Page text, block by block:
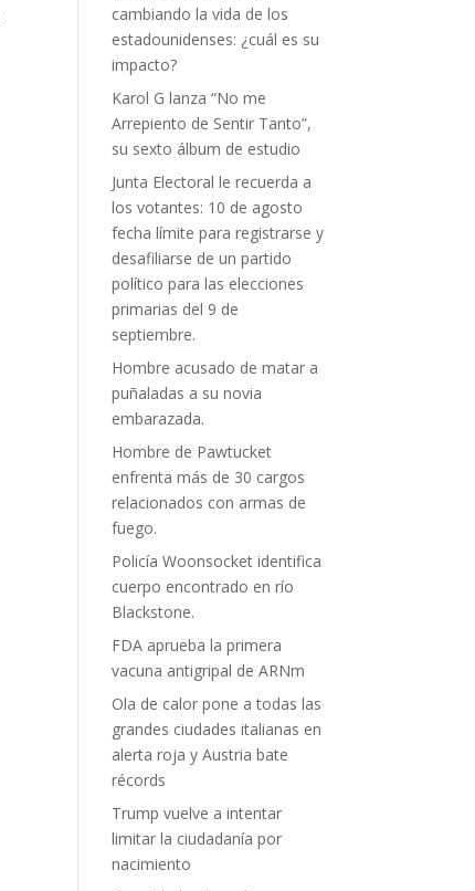
cambiando la vida de los
estadounidenses: ¿cuál es su
impacto?
Karol G lanza “No me
Arrepiento de Sentir Tanto”,
su sexto álbum de estudio
Junta Electoral le recuerda a
los votantes: 10 de agosto
fecha límite para registrarse y
desafiliarse de un partido
político para las elecciones
primarias del 9 de
septiembre.
Hombre acusado de matar a
puñaladas a su novia
embarazada.
Hombre de Pawtucket
enfrenta más de 30 cargos
relacionados con armas de
fuego.
Policía Woonsocket identifica
cuerpo encontrado en río
Blackstone.
FDA aprueba la primera
vacuna antigripal de ARNm
Ola de calor pone a todas las
grandes ciudades italianas en
alerta roja y Austria bate
récords
Trump vuelve a intentar
limitar la ciudadanía por
nacimiento